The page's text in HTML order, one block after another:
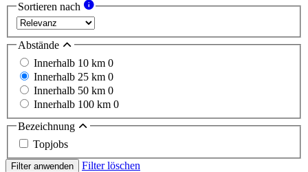
Sortieren nach
Abstände
Innerhalb 10 km 0
Innerhalb 25 km 0
Innerhalb 50 km 0
Innerhalb 100 km 0
Bezeichnung
Topjobs
Filter anwenden
Filter löschen